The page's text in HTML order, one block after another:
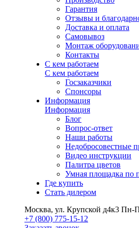
Гарантия
Отзывы и
Доставка и оплата
Самовывоз
Монтаж
Контакты
С кем работаем
С кем работаем
Госзаказчики
Спонсоры
Информация
Информация
Блог
Вопрос-ответ
Наши работы
Недобросовестные
Видео инструкции
Палитра цветов
Умная площадка по
Где купить
Стать дилером
Москва, ул. Крупской д4к3 Пн-
+7 (800) 775-15-12